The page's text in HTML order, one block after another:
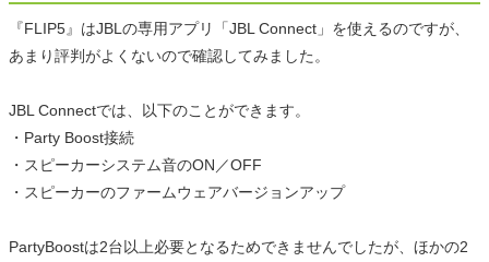
『FLIP5』はJBLの専用アプリ「JBL Connect」を使えるのですが、
あまり評判がよくないので確認してみました。
JBL Connectでは、以下のことができます。
・Party Boost接続
・スピーカーシステム音のON／OFF
・スピーカーのファームウェアバージョンアップ
PartyBoostは2台以上必要となるためできませんでしたが、ほかの2